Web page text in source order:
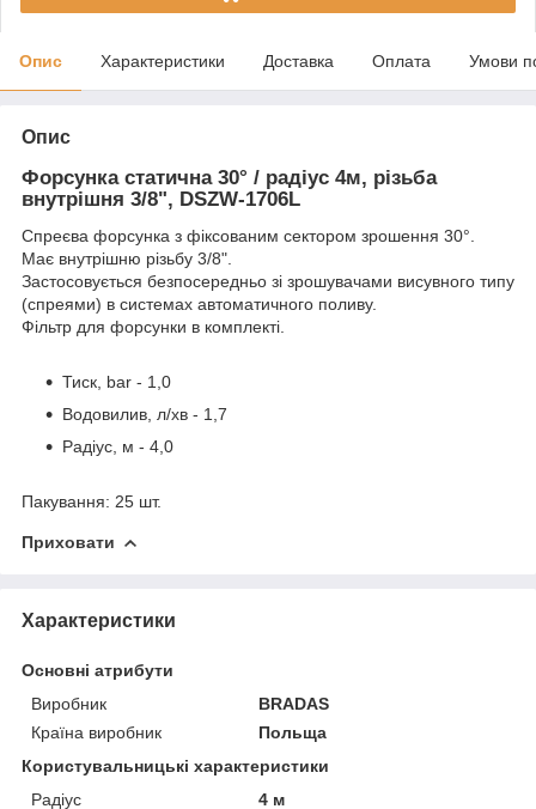
Опис Характеристики Доставка Оплата Умови
Опис
Форсунка статична 30° / радіус 4м, різьба
внутрішня 3/8", DSZW-1706L
Спреєва форсунка з фіксованим сектором зрошення 30°.
Має внутрішню різьбу 3/8".
Застосовується безпосередньо зі зрошувачами висувного типу
(спреями) в системах автоматичного поливу.
Фільтр для форсунки в комплекті.
Тиск, bar - 1,0
Водовилив, л/хв - 1,7
Радіус, м - 4,0
Пакування: 25 шт.
Приховати
Характеристики
Основні атрибути
Виробник
BRADAS
Країна виробник
Польща
Користувальницькі характеристики
Радіус
4 м